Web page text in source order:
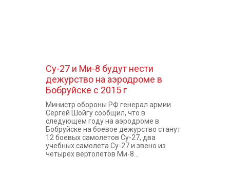
Су-27 и Ми-8 будут нести
дежурство на аэродроме в
Бобруйске с 2015 г
Министр обороны РФ генерал армии
Сергей Шойгу сообщил, что в
следующем году на аэродроме в
Бобруйске на боевое дежурство станут
12 боевых самолетов Су-27, два
учебных самолета Су-27 и звено из
четырех вертолетов Ми-8...